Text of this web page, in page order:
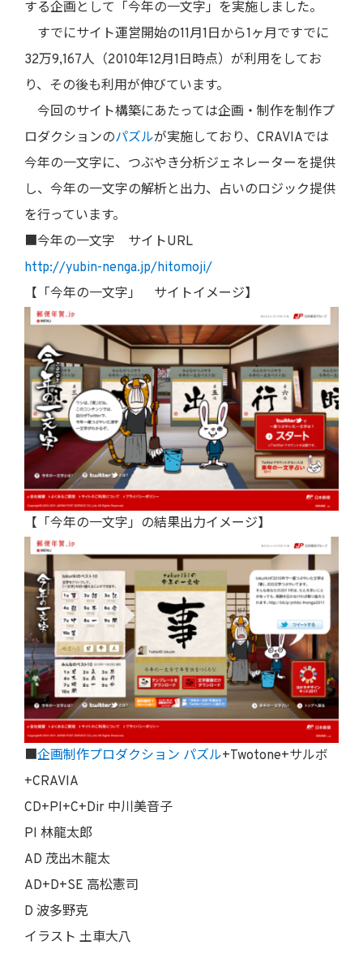
する企画として「今年の一文字」を実施しました。
すでにサイト運営開始の11月1日から1ヶ月ですでに
32万9,167人（2010年12月1日時点）が利用をしてお
り、その後も利用が伸びています。
今回のサイト構築にあたっては企画・制作を制作プ
ロダクションのパズルが実施しており、CRAVIAでは
今年の一文字に、つぶやき分析ジェネレーターを提供
し、今年の一文字の解析と出力、占いのロジック提供
を行っています。
■今年の一文字 サイトURL
http://yubin-nenga.jp/hitomoji/
【「今年の一文字」 サイトイメージ】
【「今年の一文字」の結果出力イメージ】
■企画制作プロダクション パズル+Twotone+サルボ
+CRAVIA
CD+Pl+C+Dir 中川美音子
Pl 林龍太郎
AD 茂出木龍太
AD+D+SE 高松憲司
D 波多野克
イラスト 土車大八